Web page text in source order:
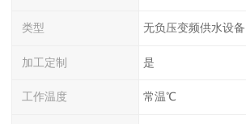
类型 无负压变频供水设备
加工定制 是
工作温度 常温℃